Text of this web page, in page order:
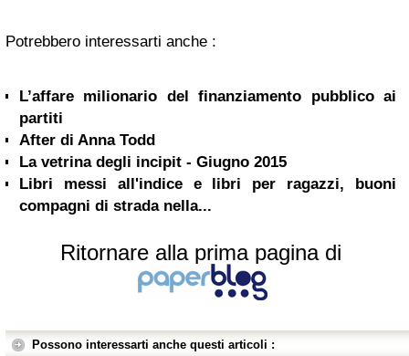
Potrebbero interessarti anche :
L’affare milionario del finanziamento pubblico ai
partiti
After di Anna Todd
La vetrina degli incipit - Giugno 2015
Libri messi all'indice e libri per ragazzi, buoni
compagni di strada nella...
Ritornare alla prima pagina di
Possono interessarti anche questi articoli :